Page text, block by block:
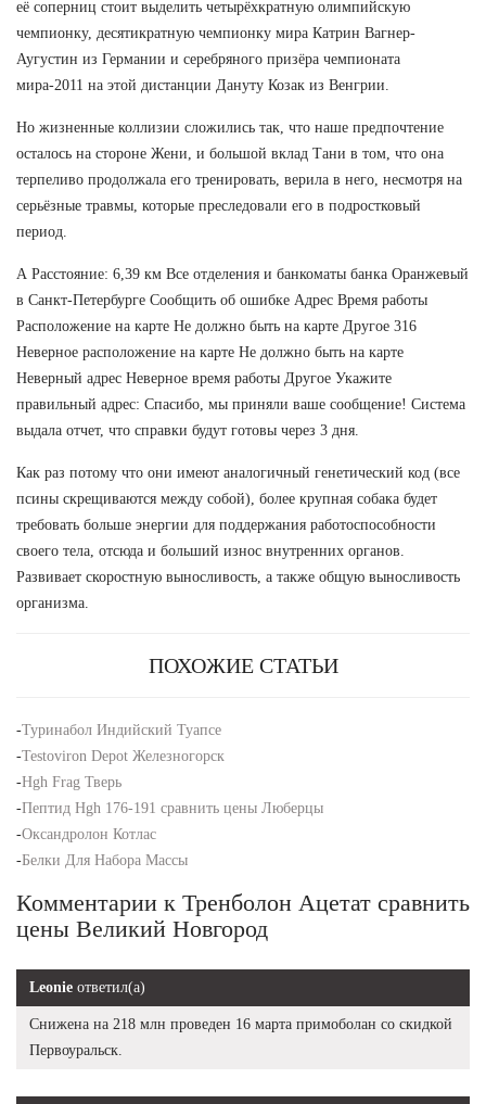
её соперниц стоит выделить четырёхкратную олимпийскую
чемпионку, десятикратную чемпионку мира Катрин Вагнер-
Аугустин из Германии и серебряного призёра чемпионата
мира-2011 на этой дистанции Дануту Козак из Венгрии.
Но жизненные коллизии сложились так, что наше предпочтение
осталось на стороне Жени, и большой вклад Тани в том, что она
терпеливо продолжала его тренировать, верила в него, несмотря на
серьёзные травмы, которые преследовали его в подростковый
период.
А Расстояние: 6,39 км Все отделения и банкоматы банка Оранжевый
в Санкт-Петербурге Сообщить об ошибке Адрес Время работы
Расположение на карте Не должно быть на карте Другое 316
Неверное расположение на карте Не должно быть на карте
Неверный адрес Неверное время работы Другое Укажите
правильный адрес: Спасибо, мы приняли ваше сообщение! Система
выдала отчет, что справки будут готовы через 3 дня.
Как раз потому что они имеют аналогичный генетический код (все
псины скрещиваются между собой), более крупная собака будет
требовать больше энергии для поддержания работоспособности
своего тела, отсюда и больший износ внутренних органов.
Развивает скоростную выносливость, а также общую выносливость
организма.
ПОХОЖИЕ СТАТЬИ
-Туринабол Индийский Туапсе
-Testoviron Depot Железногорск
-Hgh Frag Тверь
-Пептид Hgh 176-191 сравнить цены Люберцы
-Оксандролон Котлас
-Белки Для Набора Массы
Комментарии к Тренболон Ацетат сравнить
цены Великий Новгород
Leonie ответил(а)
Снижена на 218 млн проведен 16 марта примоболан со скидкой
Первоуральск.